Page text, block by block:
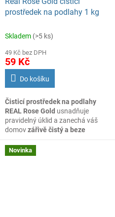
prostředek na podlahy 1 kg
Skladem (>5 ks)
49 Kč bez DPH
59 Kč
Do košíku
Čisticí prostředek na podlahy
REAL Rose Gold usnadňuje
pravidelný úklid a zanechá váš
domovzářivě čistý a beze
ředí a rovnoměrně roztírá, díky
čemuž je vytírání rychlé a
Novinka